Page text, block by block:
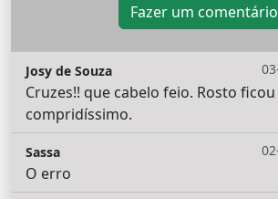
Fazer um comentário
Josy de Souza
Cruzes!! que cabelo feio. Rosto ficou
compridíssimo.
Sassa
O erro